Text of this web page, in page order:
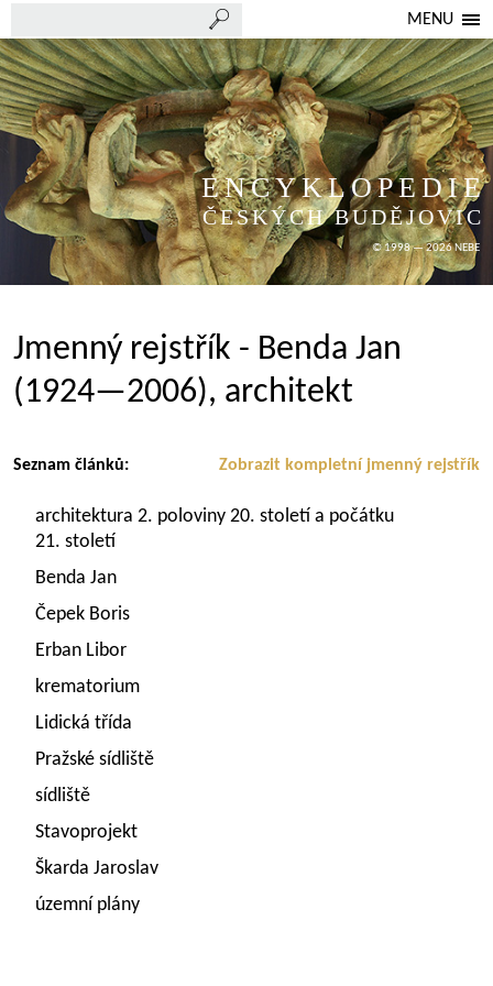
MENU
ENCYKLOPEDIE
ČESKÝCH BUDĚJOVIC
© 1998 — 2026 NEBE
Jmenný rejstřík - Benda Jan
(1924—2006), architekt
Zobrazit kompletní jmenný rejstřík
Seznam článků:
architektura 2. poloviny 20. století a počátku
21. století
Benda Jan
Čepek Boris
Erban Libor
krematorium
Lidická třída
Pražské sídliště
sídliště
Stavoprojekt
Škarda Jaroslav
územní plány